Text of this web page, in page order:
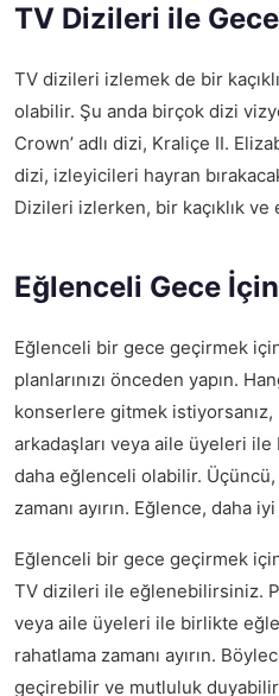
TV Dizileri ile
TV dizileri izlemek de bir
olabilir. Şu anda birçok dizi
Crown’ adlı dizi, Kraliçe II.
dizi, izleyicileri hayran
Dizileri izlerken, bir kaçıklık ve
Eğlenceli Gece
Eğlenceli bir gece geçirmek
planlarınızı önceden yapın.
konserlere gitmek istiyorsanız,
arkadaşları veya aile üyeleri
daha eğlenceli olabilir. Üçüncü,
zamanı ayırın. Eğlence, daha
Eğlenceli bir gece geçirmek
TV dizileri ile eğlenebilirsiniz.
veya aile üyeleri ile birlikte
rahatlama zamanı ayırın.
geçirebilir ve mutluluk